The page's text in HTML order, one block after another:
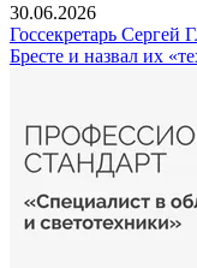
30.06.2026
Госсекретарь Сергей
Бресте и назвал их